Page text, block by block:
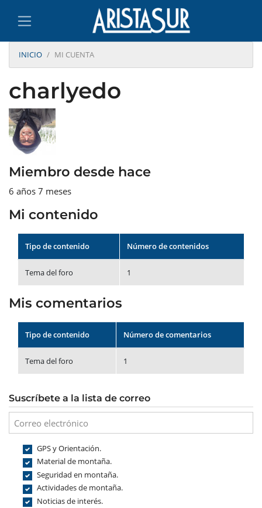
INICIO MI CUENTA
charlyedo
Miembro desde hace
6 años 7 meses
Mi contenido
Tipo de contenido Número de contenidos
Tema del foro 1
Mis comentarios
Tipo de contenido Número de comentarios
Tema del foro 1
Suscríbete a la lista de correo
GPS y Orientación.
Material de montaña.
Seguridad en montaña.
Actividades de montaña.
Noticias de interés.